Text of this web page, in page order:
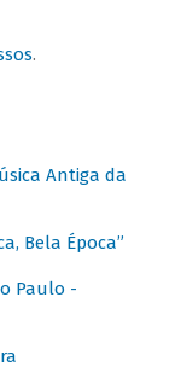
.
Antiga da
Bela Época”
Paulo -